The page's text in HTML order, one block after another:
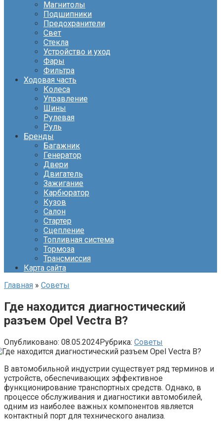
Магнитолы
Подшипники
Предохранители
Свет
Стекла
Устройство и уход
Фары
Фильтра
Ходовая часть
Колеса
Управление
Шины
Рулевая
Руль
Бренды
Багажник
Генератор
Двери
Двигатель
Зажигание
Карбюратор
Кузов
Салон
Стартер
Сцепление
Топливная система
Тормоза
Трансмиссия
Карта сайта
Главная » Советы
Где находится диагностический
разъем Opel Vectra B?
Опубликовано: 08.05.2024Рубрика: Советы
В автомобильной индустрии существует ряд терминов и
устройств, обеспечивающих эффективное
функционирование транспортных средств. Однако, в
процессе обслуживания и диагностики автомобилей,
одним из наиболее важных компонентов является
контактный порт для технического анализа.